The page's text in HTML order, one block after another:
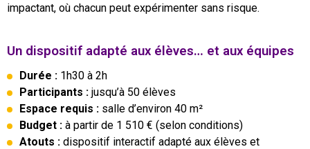
impactant, où chacun peut expérimenter sans risque.
Un dispositif adapté aux élèves… et aux équipes
Durée : 1h30 à 2h
Participants : jusqu’à 50 élèves
Espace requis : salle d’environ 40 m²
Budget : à partir de 1 510 € (selon conditions)
Atouts : dispositif interactif adapté aux élèves et